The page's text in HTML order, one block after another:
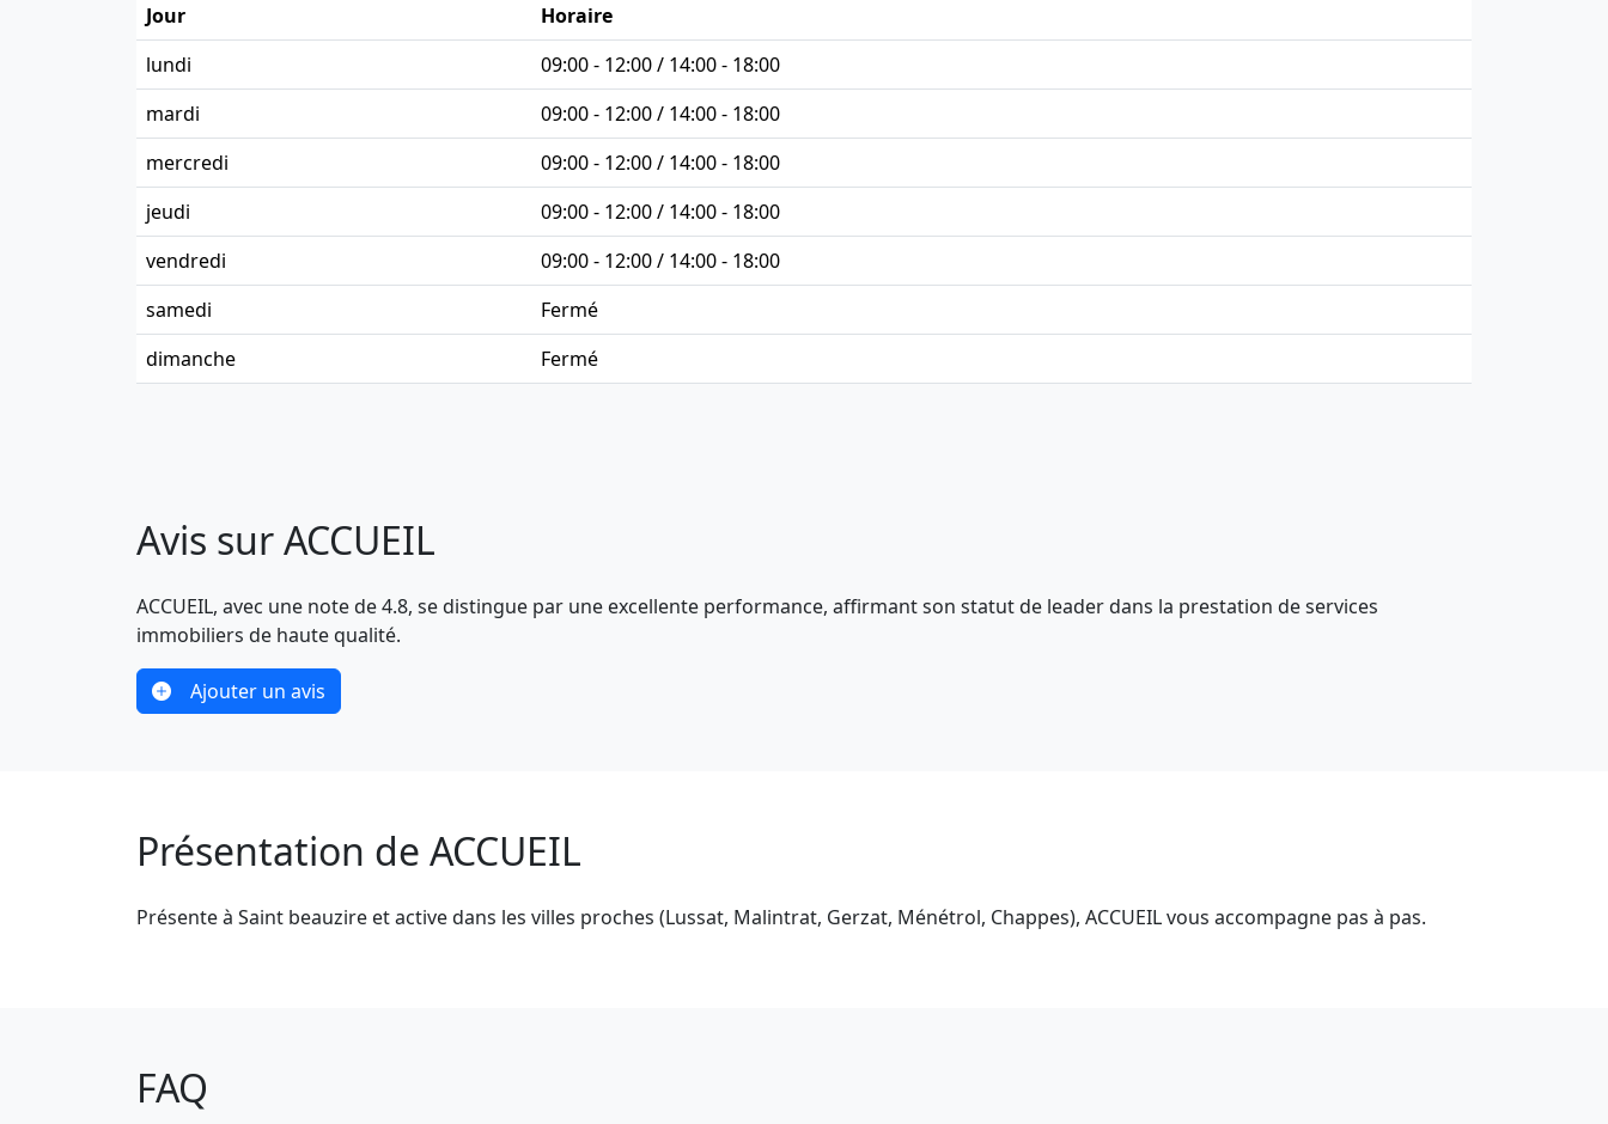
Jour
Horaire
lundi
09:00 - 12:00 / 14:00 - 18:00
mardi
09:00 - 12:00 / 14:00 - 18:00
mercredi
09:00 - 12:00 / 14:00 - 18:00
jeudi
09:00 - 12:00 / 14:00 - 18:00
vendredi
09:00 - 12:00 / 14:00 - 18:00
samedi
Fermé
dimanche
Fermé
Avis sur ACCUEIL
ACCUEIL, avec une note de 4.8, se distingue par une excellente performance, affirmant son statut de leader dans la prestation de services
immobiliers de haute qualité.
Ajouter un avis
Présentation de ACCUEIL
Présente à Saint beauzire et active dans les villes proches (Lussat, Malintrat, Gerzat, Ménétrol, Chappes), ACCUEIL vous accompagne pas à pas.
FAQ